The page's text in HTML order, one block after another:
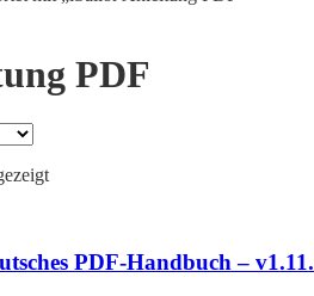
PDF
PDF-Handbuch –